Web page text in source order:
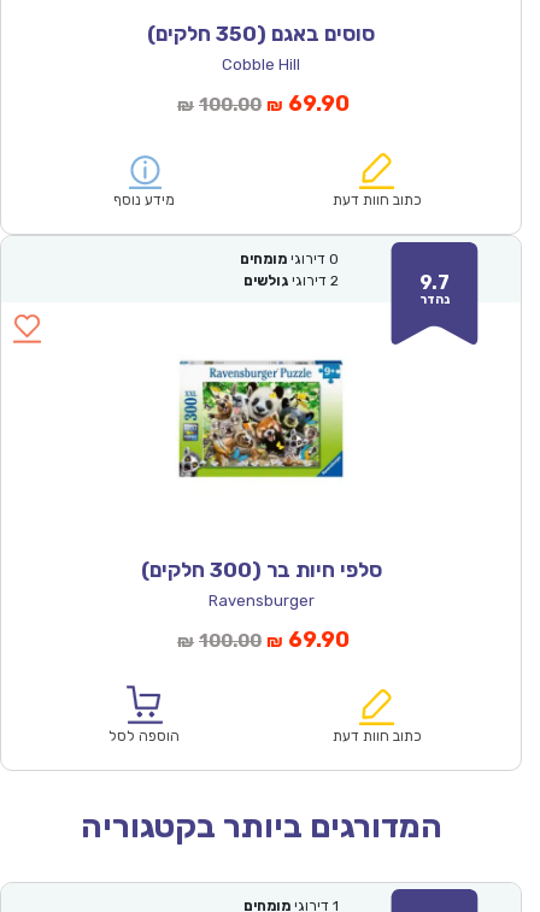
סוסים באגם (350 חלקים)
Cobble Hill
₪ 100.00המחיר
₪100.00.
₪ 69.90המחיר
הוא:
כתוב חוות דעת מידע נוסף
9.7
נהדר
0 דירוגי מומחים
2 דירוגי גולשים
סלפי חיות בר (300 חלקים)
Ravensburger
₪ 100.00המחיר
₪100.00.
₪ 69.90המחיר
הוא:
כתוב חוות דעת הוספה לסל
המדורגים ביותר בקטגוריה
1 דירוגי מומחים